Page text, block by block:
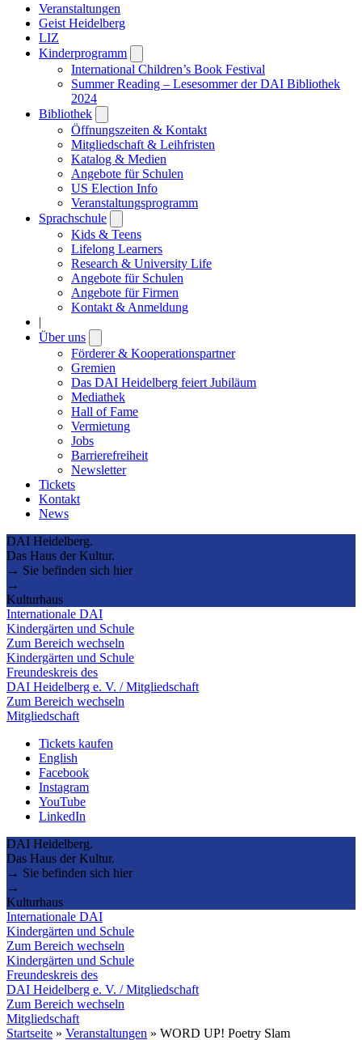
Veranstaltungen
Geist Heidelberg
LIZ
Kinderprogramm
submenu
International Children’s Book Festival
Summer Reading – Lesesommer der DAI Bibliothek
2024
Bibliothek
submenu
Öffnungszeiten & Kontakt
Mitgliedschaft & Leihfristen
Katalog & Medien
Angebote für Schulen
US Election Info
Veranstaltungsprogramm
Sprachschule
submenu
Kids & Teens
Lifelong Learners
Research & University Life
Angebote für Schulen
Angebote für Firmen
Kontakt & Anmeldung
|
Über uns
submenu
Förderer & Kooperationspartner
Gremien
Das DAI Heidelberg feiert Jubiläum
Mediathek
Hall of Fame
Vermietung
Jobs
Barrierefreiheit
Newsletter
Tickets
Kontakt
News
DAI Heidelberg.
Das Haus der Kultur.
→ Sie befinden sich hier
→
Kulturhaus
Internationale DAI
Kindergärten und Schule
Zum Bereich wechseln
Kindergärten und Schule
Freundeskreis des
DAI Heidelberg e. V. / Mitgliedschaft
Zum Bereich wechseln
Mitgliedschaft
Tickets kaufen
English
Facebook
Instagram
YouTube
LinkedIn
DAI Heidelberg.
Das Haus der Kultur.
→ Sie befinden sich hier
→
Kulturhaus
Internationale DAI
Kindergärten und Schule
Zum Bereich wechseln
Kindergärten und Schule
Freundeskreis des
DAI Heidelberg e. V. / Mitgliedschaft
Zum Bereich wechseln
Mitgliedschaft
Startseite » Veranstaltungen » WORD UP! Poetry Slam